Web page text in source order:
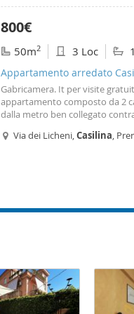
800€
50m2 3 Loc
Appartamento arredato
Gabricamera. It per visite
appartamento composto da 2
dalla metro ben collegato
Via dei Licheni,Casilina,